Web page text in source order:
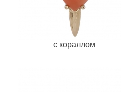
с кораллом